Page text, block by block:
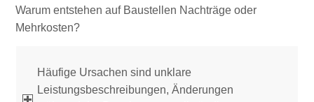
Warum entstehen auf Baustellen Nachträge oder
Mehrkosten?
Häufige Ursachen sind unklare
Leistungsbeschreibungen, Änderungen